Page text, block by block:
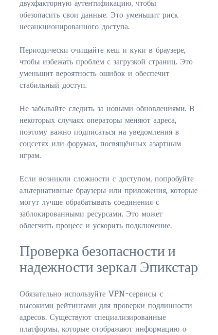
FLEMING ISLAND
$150,000 and down
$350,000 – $500,000
$500,000 – $750,000
$750,000 – $1,000,000
$1,000,000 – $2,000,000
$2,000,000 and up
$150,000 and down
$150,000 – $350,000
$350,000 – $500,000
$500,000 – $750,000
$750,000 – $1,000,000
$2,000,000 and up
PALATKA
двухфакторную аутентификацию, чтобы
обезопасить свои данные. Это уменьшит риск
несанкционированного доступа.
Периодически очищайте кеш и куки в браузере,
чтобы избежать проблем с загрузкой страниц. Это
уменьшит вероятность ошибок и обеспечит
стабильный доступ.
Не забывайте следить за новыми обновлениями. В
некоторых случаях операторы меняют адреса,
поэтому важно подписаться на уведомления в
соцсетях или форумах, посвящённых азартным
играм.
Если возникли сложности с доступом, попробуйте
альтернативные браузеры или приложения, которые
могут лучше обрабатывать соединения с
заблокированными ресурсами. Это может
облегчить процесс и ускорить подключение.
Проверка безопасности и
надежности зеркал Эпикстар
Обязательно используйте VPN-сервисы с
высокими рейтингами для проверки подлинности
адресов. Существуют специализированные
платформы, которые отображают информацию о